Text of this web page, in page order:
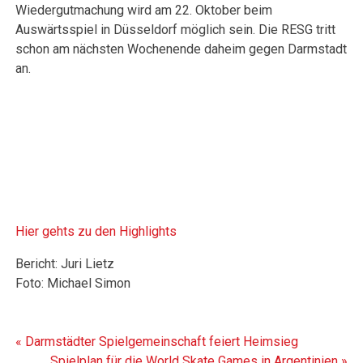
Wiedergutmachung wird am 22. Oktober beim
Auswärtsspiel in Düsseldorf möglich sein. Die RESG tritt
schon am nächsten Wochenende daheim gegen Darmstadt
an.
Hier gehts zu den Highlights
Bericht: Juri Lietz
Foto: Michael Simon
Beitragsnavigation
« Darmstädter Spielgemeinschaft feiert Heimsieg